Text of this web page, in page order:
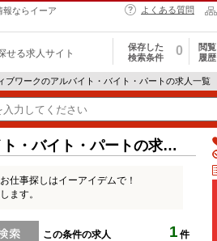
報ならイーア
よくある質問
せる求人サイト
保存した
検索条件
0
閲覧
履歴
ブワークのアルバイト・バイト・パートの求人一覧
・バイト・パートの求人
仕事探しはイーアイデムで！
ます。
この条件の求人 1 件